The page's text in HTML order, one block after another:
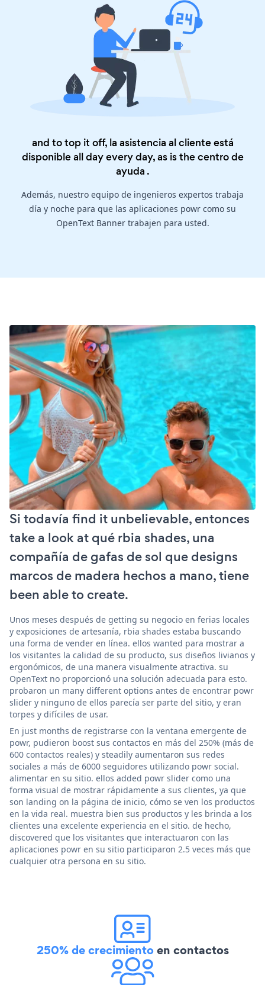
and to top it off, la asistencia al cliente está
disponible all day every day, as is thecentro de
ayuda .
Además, nuestro equipo de ingenieros expertos trabaja
día y noche para que las aplicaciones powr como su
OpenText Banner trabajen para usted.
Si todavía find it unbelievable, entonces
take a look at qué rbia shades, una
compañía de gafas de sol que designs
marcos de madera hechos a mano, tiene
been able to create.
Unos meses después de getting su negocio en ferias locales
y exposiciones de artesanía, rbia shades estaba buscando
una forma de vender en línea. ellos wanted para mostrar a
los visitantes la calidad de su producto, sus diseños livianos y
ergonómicos, de una manera visualmente atractiva. su
OpenText no proporcionó una solución adecuada para esto.
probaron un many different options antes de encontrar powr
slider y ninguno de ellos parecía ser parte del sitio, y eran
torpes y difíciles de usar.
En just months de registrarse con la ventana emergente de
powr, pudieron boost sus contactos en más del 250% (más de
600 contactos reales) y steadily aumentaron sus redes
sociales a más de 6000 seguidores utilizando powr social.
alimentar en su sitio. ellos added powr slider como una
forma visual de mostrar rápidamente a sus clientes, ya que
son landing on la página de inicio, cómo se ven los productos
en la vida real. muestra bien sus productos y les brinda a los
clientes una excelente experiencia en el sitio. de hecho,
discovered que los visitantes que interactuaron con las
aplicaciones powr en su sitio participaron 2.5 veces más que
cualquier otra persona en su sitio.
250% de crecimientoen contactos